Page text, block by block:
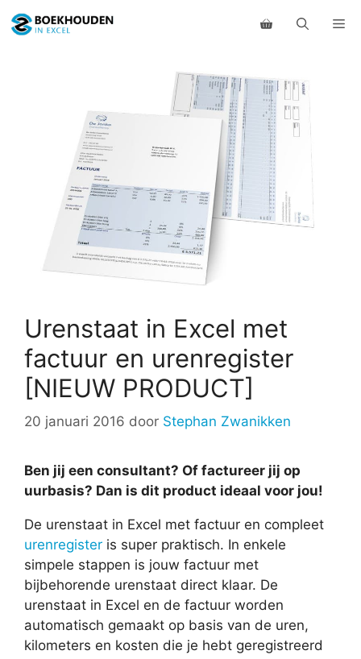
naar
Urenstaat in Excel met
factuur en urenregister
[NIEUW PRODUCT]
20 januari 2016 door Stephan Zwanikken
Ben jij een consultant? Of factureer jij op
uurbasis? Dan is dit product ideaal voor jou!
De urenstaat in Excel met factuur en compleet
urenregister is super praktisch. In enkele
simpele stappen is jouw factuur met
bijbehorende urenstaat direct klaar. De
urenstaat in Excel en de factuur worden
automatisch gemaakt op basis van de uren,
kilometers en kosten die je hebt geregistreerd